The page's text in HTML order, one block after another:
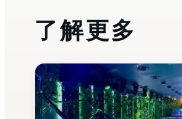
了解更多